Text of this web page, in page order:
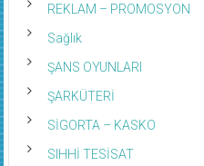
REKLAM – PROMOSYON
Sağlık
ŞANS OYUNLARI
ŞARKÜTERİ
SİGORTA – KASKO
SIHHİ TESİSAT